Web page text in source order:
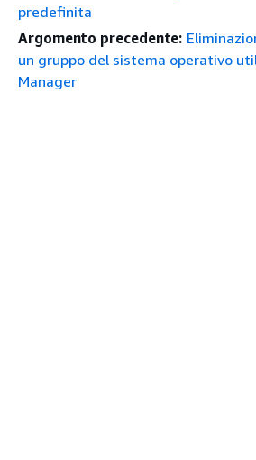
predefinita
Argomento precedente:
un gruppo del sistema operativo
Manager